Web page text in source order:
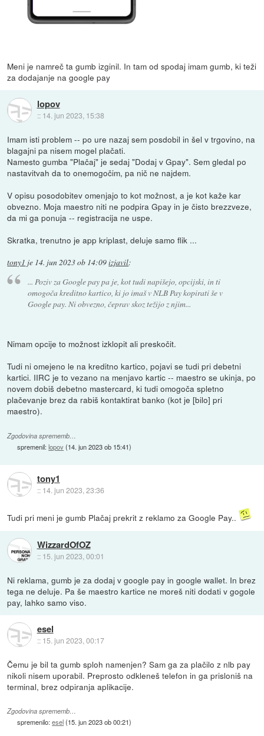
Meni je namreč ta gumb izginil. In tam od spodaj imam gumb, ki teži
za dodajanje na google pay
lopov
:: 14. jun 2023, 15:38
Imam isti problem -- po ure nazaj sem posdobil in šel v trgovino, na
blagajni pa nisem mogel plačati.
Namesto gumba "Plačaj" je sedaj "Dodaj v Gpay". Sem gledal po
nastavitvah da to onemogočim, pa nič ne najdem.
V opisu posodobitev omenjajo to kot možnost, a je kot kaže kar
obvezno. Moja maestro niti ne podpira Gpay in je čisto brezzveze,
da mi ga ponuja -- registracija ne uspe.
Skratka, trenutno je app kriplast, deluje samo flik ...
tony1 je 14. jun 2023 ob 14:09izjavil:
... Poziv za Google pay pa je, kot tudi napišejo, opcijski, in ti
omogoča kreditno kartico, ki jo imaš v NLB Pay kopirati še v
Google pay. Ni obvezno, čeprav skoz težijo z njim...
Nimam opcije to možnost izklopit ali preskočit.
Tudi ni omejeno le na kreditno kartico, pojavi se tudi pri debetni
kartici. IIRC je to vezano na menjavo kartic -- maestro se ukinja, po
novem dobiš debetno mastercard, ki tudi omogoča spletno
plačevanje brez da rabiš kontaktirat banko (kot je [bilo] pri
maestro).
Zgodovina sprememb…
spremenil:lopov(14. jun 2023 ob 15:41)
tony1
:: 14. jun 2023, 23:36
Tudi pri meni je gumb Plačaj prekrit z reklamo za Google Pay..
WizzardOfOZ
:: 15. jun 2023, 00:01
Ni reklama, gumb je za dodaj v google pay in google wallet. In brez
tega ne deluje. Pa še maestro kartice ne moreš niti dodati v gogole
pay, lahko samo viso.
esel
:: 15. jun 2023, 00:17
Čemu je bil ta gumb sploh namenjen? Sam ga za plačilo z nlb pay
nikoli nisem uporabil. Preprosto odkleneš telefon in ga prisloniš na
terminal, brez odpiranja aplikacije.
Zgodovina sprememb…
spremenilo:esel(15. jun 2023 ob 00:21)